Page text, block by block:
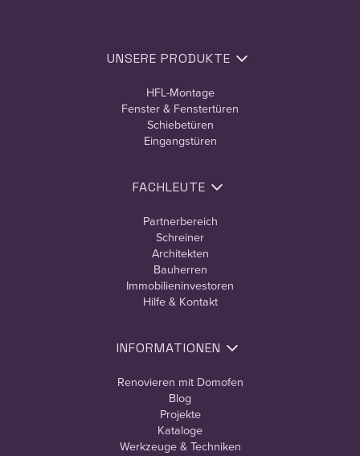
UNSERE PRODUKTE
HFL-Montage
Fenster & Fenstertüren
Schiebetüren
Eingangstüren
FACHLEUTE
Partnerbereich
Schreiner
Architekten
Bauherren
Immobilieninvestoren
Hilfe & Kontakt
INFORMATIONEN
Renovieren mit Domofen
Blog
Projekte
Kataloge
Werkzeuge & Techniken